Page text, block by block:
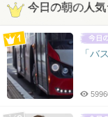
今日の朝の人
「バ